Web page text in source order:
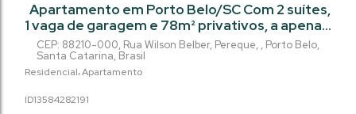
Residencial Apartamento
2191
1358428
CEP: 88210-000, Rua Wilson Belber, Pereque , Porto Belo,
Santa Catarina, Brasil
Apartamento em Porto Belo/SC Com 2 suítes,
1 vaga de garagem e 78m² privativos, a apenas
540 metros do mar. Pagamento facilitado
Empreendimento com área de lazer no
rooftop, incluindo: Piscina com vistaSalão de
ótima opção em uma das regiões mais